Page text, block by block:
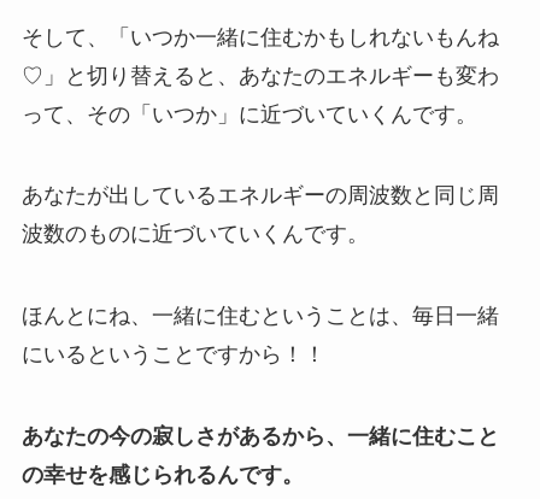
そして、「いつか一緒に住むかもしれないもんね
♡」と切り替えると、あなたのエネルギーも変わ
って、その「いつか」に近づいていくんです。
あなたが出しているエネルギーの周波数と同じ周
波数のものに近づいていくんです。
ほんとにね、一緒に住むということは、毎日一緒
にいるということですから！！
あなたの今の寂しさがあるから、一緒に住むこと
の幸せを感じられるんです。